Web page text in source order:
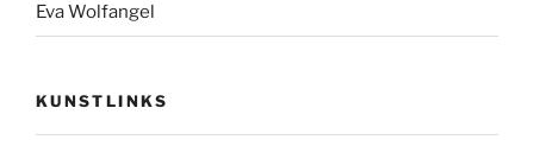
Eva Wolfangel
KUNSTLINKS